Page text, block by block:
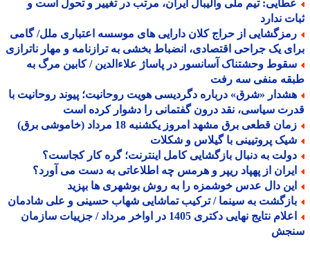
تیم ملی والیبال ایران، مرتب در تغییر و تحول است و
ندارد
از حراج کلان دارایی های موسسه اعتباری ملل/ گامی
یک جراحی اقتصادی، انضباط بخشی به ترازنامه و مهار ناترازی
وحشتناک آسانسور در پاساژ علاءالدین / کابین مرگ به
منفی سه رفت
«شرق» درباره دگردیسی هویت روحانیت؛ پیوند روحانیت با
سیاسی، نقد درون گفتمانی را دشوار کرده است
قطعی برق مشهد امروز یکشنبه 18 مرداد (خاموشی برق)
پروتیینی با گیلاس و شکلات
به دنبال بازگشایی کامل اینترنت؛ گره کار کجاست؟
از پهپاد ریپر و هرمس چه اطلاعاتی به دست می آورد؟
دال عدس خوشمزه را به روش بوشهری ها بپزید
به سینما / ترکیب تماشایی شهاب حسینی و علی شادمان
اعلام نتایج نهایی دکتری 1405 در اواخر مرداد / جزییات سازمان